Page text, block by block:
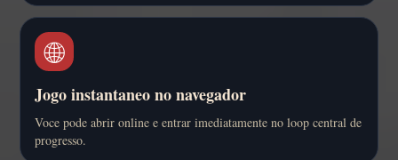
🌐
Jogo instantaneo no navegador
Voce pode abrir online e entrar imediatamente no loop central de
progresso.